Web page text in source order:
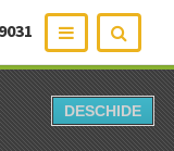
DESCHIDE
DESCHIDE